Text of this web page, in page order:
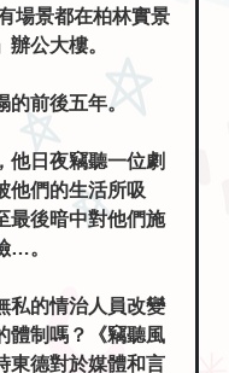
場景都在柏林實景
公大樓。
的前後五年。
他日夜竊聽一位劇
他們的生活所吸
最後暗中對他們施
…。
私的情治人員改變
體制嗎？《竊聽風
東德對於媒體和言